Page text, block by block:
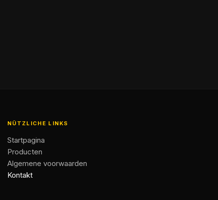
NÜTZLICHE LINKS
Startpagina
Producten
Algemene voorwaarden
Kontakt